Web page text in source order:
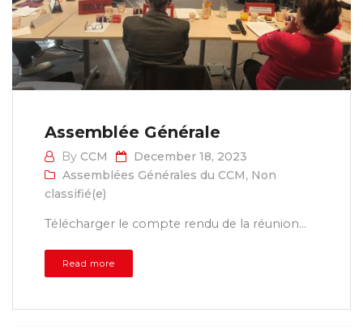
Assemblée Générale
By CCM
December 18, 2023
Assemblées Générales du CCM, Non
classifié(e)
Télécharger le compte rendu de la réunion...
Read more